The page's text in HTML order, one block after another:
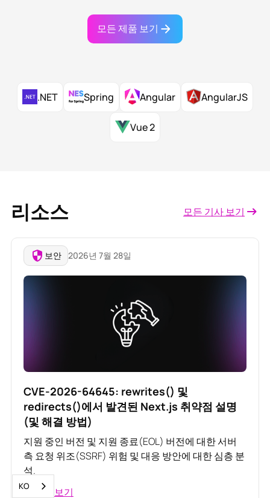
모든 제품 보기
.NET Spring Angular AngularJS
Vue 2
리소스 모든 기사 보기
보안 2026년 7월 28일
CVE-2026-64645: rewrites() 및
redirects()에서 발견된 Next.js 취약점 설명
(및 해결 방법)
지원 중인 버전 및 지원 종료(EOL) 버전에 대한 서버
측 요청 위조(SSRF) 위험 및 대응 방안에 대한 심층 분
석.
자세히 보기
KO